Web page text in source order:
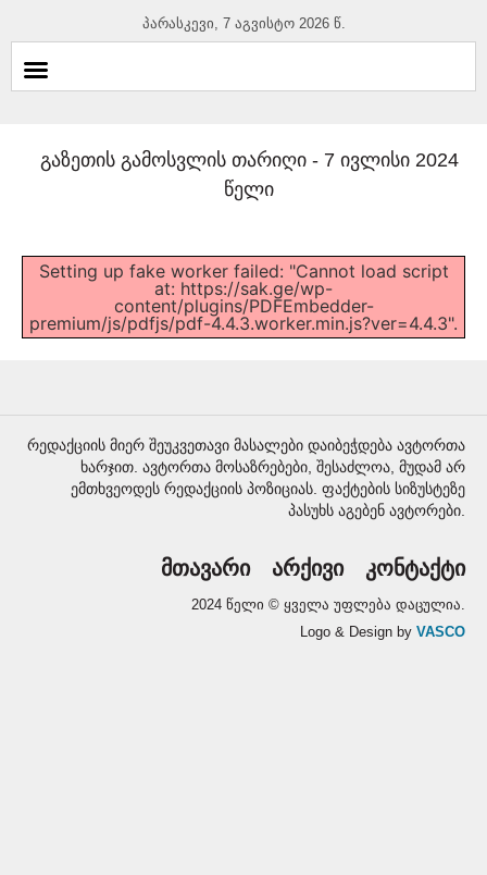
პარასკევი, 7 აგვისტო 2026 წ.
გაზეთის გამოსვლის თარიღი - 7 ივლისი 2024
წელი
Setting up fake worker failed: "Cannot load script
at: https://sak.ge/wp-
content/plugins/PDFEmbedder-
premium/js/pdfjs/pdf-4.4.3.worker.min.js?ver=4.4.3".
რედაქციის მიერ შეუკვეთავი მასალები დაიბეჭდება ავტორთა
ხარჯით. ავტორთა მოსაზრებები, შესაძლოა, მუდამ არ
ემთხვეოდეს რედაქციის პოზიციას. ფაქტების სიზუსტეზე
პასუხს აგებენ ავტორები.
მთავარი არქივი კონტაქტი
2024 წელი © ყველა უფლება დაცულია.
Logo & Design by VASCO